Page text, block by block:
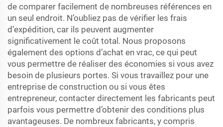
de comparer facilement de nombreuses références en
un seul endroit. N’oubliez pas de vérifier les frais
d’expédition, car ils peuvent augmenter
significativement le coût total. Nous proposons
également des options d’achat en vrac, ce qui peut
vous permettre de réaliser des économies si vous avez
besoin de plusieurs portes. Si vous travaillez pour une
entreprise de construction ou si vous êtes
entrepreneur, contacter directement les fabricants peut
parfois vous permettre d’obtenir des conditions plus
avantageuses. De nombreux fabricants, y compris